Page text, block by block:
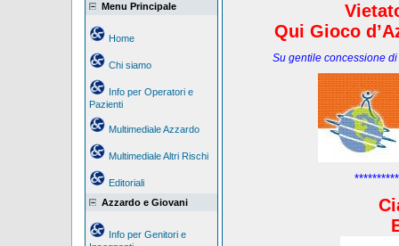
Menu Principale
Home
Chi siamo
Info per Operatori e
Pazienti
Multimediale Azzardo
Multimediale Altri Rischi
Editoriali
Azzardo e Giovani
Info per Genitori e
Qui Gioco
Su gentile concessione